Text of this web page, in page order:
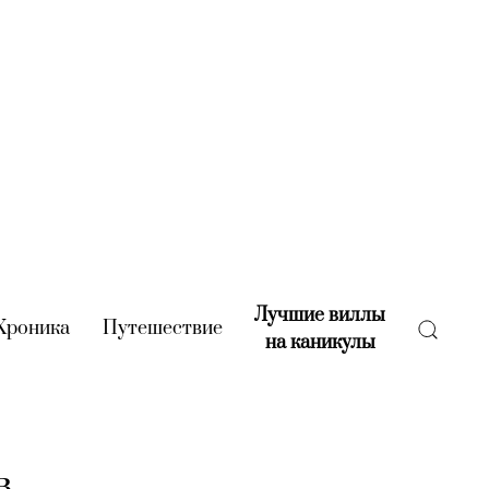
(current)
Путешествие(current)
Лучшие виллы
на каникулы(current)